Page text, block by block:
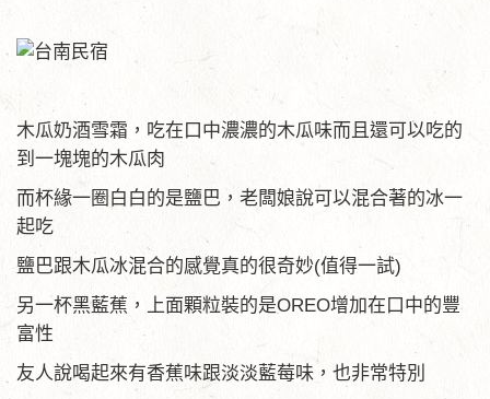
木瓜奶酒雪霜，吃在口中濃濃的木瓜味而且還可以吃的
到一塊塊的木瓜肉
而杯緣一圈白白的是鹽巴，老闆娘說可以混合著的冰一
起吃
鹽巴跟木瓜冰混合的感覺真的很奇妙(值得一試)
另一杯黑藍蕉，上面顆粒裝的是OREO增加在口中的豐
富性
友人說喝起來有香蕉味跟淡淡藍莓味，也非常特別